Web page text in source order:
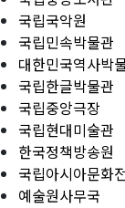
국립국악원
국립민속박물관
대한민국역사박
국립한글박물관
국립중앙극장
국립현대미술관
한국정책방송원
국립아시아문화
예술원사무국